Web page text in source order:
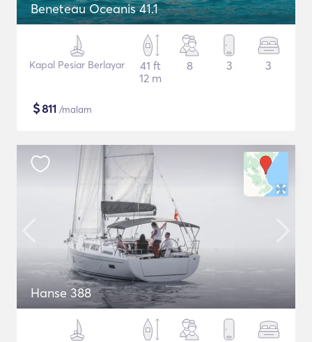
Beneteau Oceanis 41.1
Kapal Pesiar Berlayar
41 ft
12 m
8 3 3
$811 /malam
Hanse 388